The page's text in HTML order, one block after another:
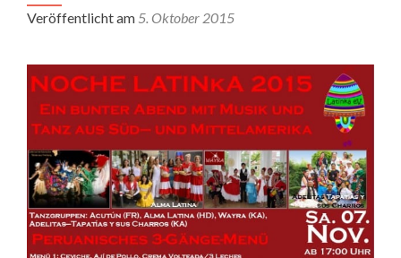
Veröffentlicht am 5. Oktober 2015